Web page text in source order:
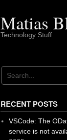
Matias
Technology Stuff
RECENT POSTS
VSCode: The
service is not